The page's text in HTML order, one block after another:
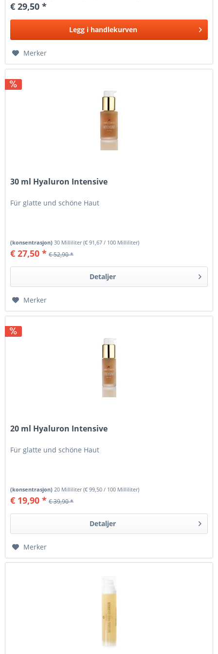
€ 29,50 *
Legg i handlekurven
Merker
30 ml Hyaluron Intensive
Für glatte und schöne Haut
(konsentrasjon) 30 Milliliter(€ 91,67 / 100 Milliliter)
€ 27,50 * € 52,90 *
Detaljer
Merker
20 ml Hyaluron Intensive
Für glatte und schöne Haut
(konsentrasjon) 20 Milliliter(€ 99,50 / 100 Milliliter)
€ 19,90 * € 39,90 *
Detaljer
Merker